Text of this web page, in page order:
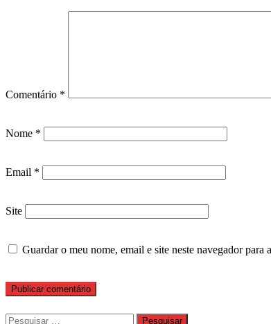
Comentário *
Nome *
Email *
Site
Guardar o meu nome, email e site neste navegador para
Pesquisar